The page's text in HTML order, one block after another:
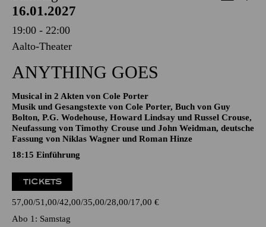
AALTO MUSIKTHEATER
Samstag
16.01.2027
19:00 - 22:00
ANYTHING GOES
Musical in 2 Akten von Cole Porter
Musik und Gesangstexte von Cole Porter, Buch von Guy
Bolton, P.G. Wodehouse, Howard Lindsay und Russel Crouse,
Fassung von Niklas Wagner und Roman Hinze
18:15 Einführung
TICKETS